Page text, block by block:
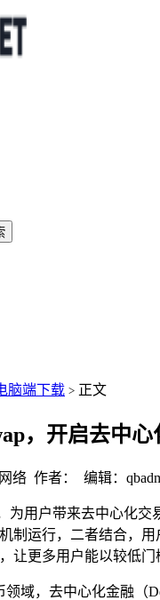
脑端下载 > 正文
，开启去中
络 作者： 编辑：
为用户带来去中心化
制运行，二者结合，
让更多用户能以较低门
域，去中心化金融（